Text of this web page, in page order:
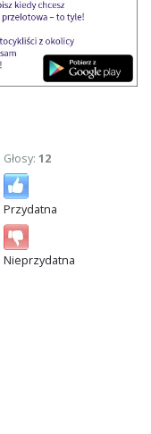
Głosy: 12
Przydatna
Nieprzydatna